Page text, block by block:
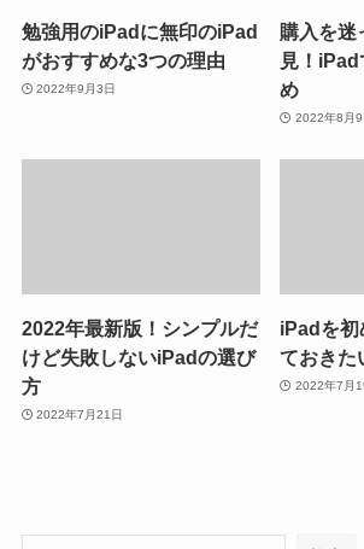
勉強用のiPadに無印のiPad
がおすすめな3つの理由
2022年9月3日
購入を迷
見！
め
2022年8月9
2022年最新版！シンプルだ
けど失敗しないiPadの選び
方
2022年7月21日
iPadを初
ておきた
2022年7月